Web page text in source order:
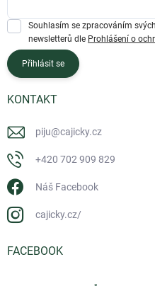
Souhlasím se zpracováním
newsletterů dle Prohlášení o
Přihlásit se
KONTAKT
piju@cajicky.cz
+420 702 909 829
Náš Facebook
cajicky.cz/
FACEBOOK